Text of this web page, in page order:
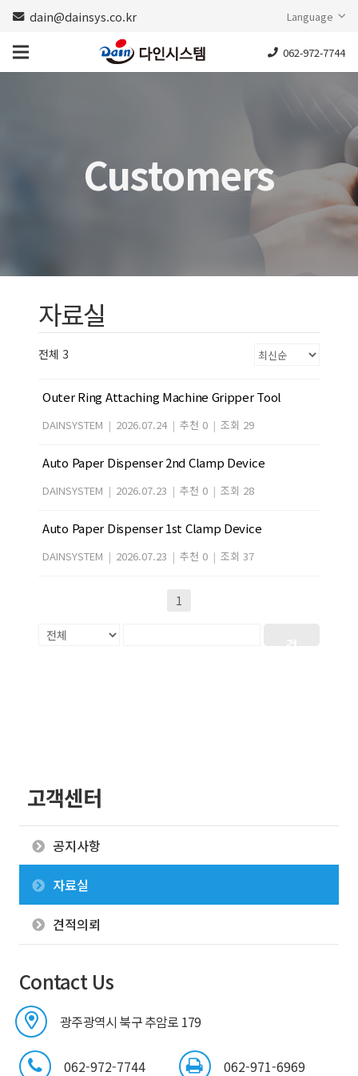
dain@dainsys.co.kr Language
062-972-7744
Customers
자료실
전체 3
Outer Ring Attaching Machine Gripper Tool
DAINSYSTEM | 2026.07.24 | 추천 0 | 조회 29
Auto Paper Dispenser 2nd Clamp Device
DAINSYSTEM | 2026.07.23 | 추천 0 | 조회 28
Auto Paper Dispenser 1st Clamp Device
DAINSYSTEM | 2026.07.23 | 추천 0 | 조회 37
1
고객센터
공지사항
자료실
견적의뢰
Contact Us
광주광역시 북구 추암로 179
062-972-7744 062-971-6969